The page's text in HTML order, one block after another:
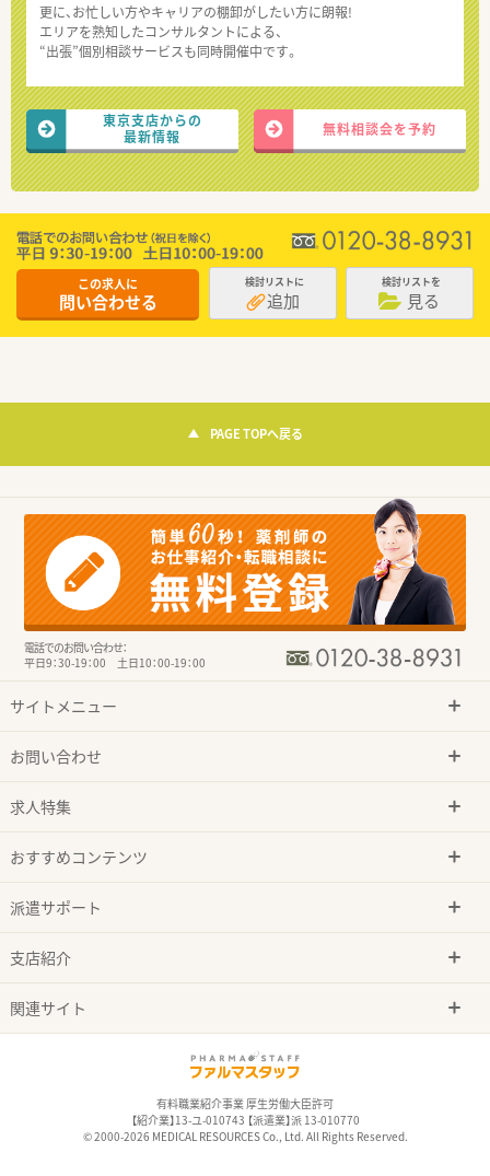
更に、お忙しい方やキャリアの棚卸がしたい方に朗報!
エリアを熟知したコンサルタントによる、
“出張”個別相談サービスも同時開催中です。
東京支店からの
最新情報
無料相談会を予約
この求人に
問い合わせる
検討リストに
追加
検討リストを
見る
PAGE TOPへ戻る
電話でのお問い合わせ：
平日9：30-19：00 土日10：00-19：00
サイトメニュー
お問い合わせ
求人特集
おすすめコンテンツ
派遣サポート
支店紹介
関連サイト
有料職業紹介事業 厚生労働大臣許可
【紹介業】13-ユ-010743 【派遣業】派 13-010770
© 2000-2026 MEDICAL RESOURCES Co., Ltd. All Rights Reserved.